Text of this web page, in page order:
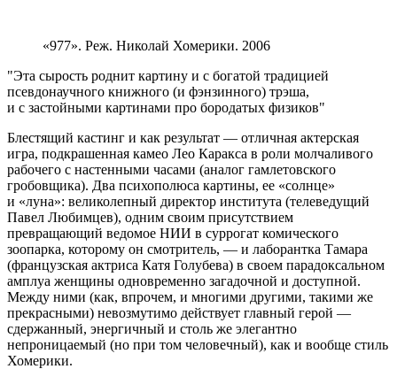
«977». Реж. Николай Хомерики. 2006
Эта сырость роднит картину и с богатой традицией
псевдонаучного книжного (и фэнзинного) трэша,
и с застойными картинами про бородатых физиков
Блестящий кастинг и как результат — отличная актерская
игра, подкрашенная камео Лео Каракса в роли молчаливого
рабочего с настенными часами (аналог гамлетовского
гробовщика). Два психополюса картины, ее «солнце»
и «луна»: великолепный директор института (телеведущий
Павел Любимцев), одним своим присутствием
превращающий ведомое НИИ в суррогат комического
зоопарка, которому он смотритель, — и лаборантка Тамара
(французская актриса Катя Голубева) в своем парадоксальном
амплуа женщины одновременно загадочной и доступной.
Между ними (как, впрочем, и многими другими, такими же
прекрасными) невозмутимо действует главный герой —
сдержанный, энергичный и столь же элегантно
непроницаемый (но при том человечный), как и вообще стиль
Хомерики.